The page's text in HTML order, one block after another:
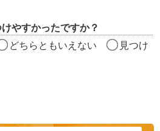
やすかったですか？
どちらともいえない
見つけ